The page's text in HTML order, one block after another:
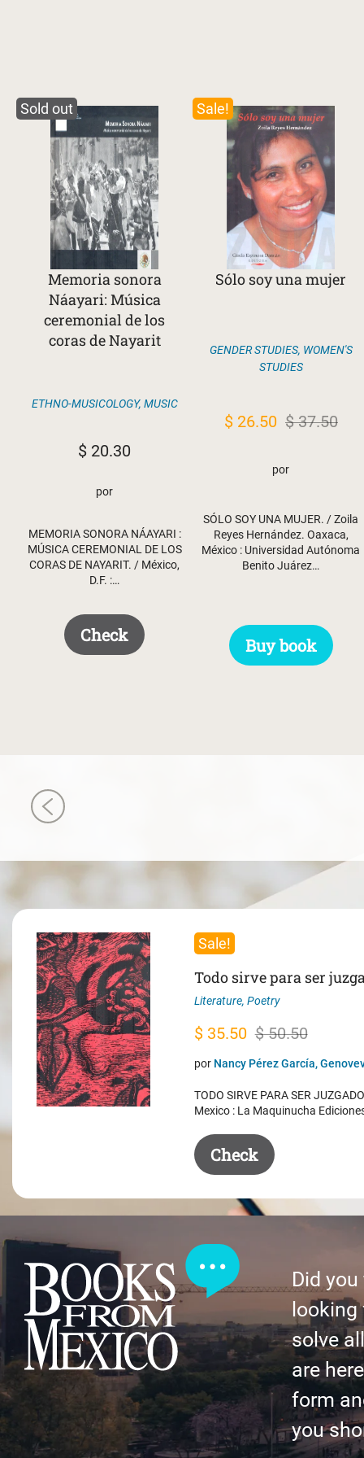
Sold out
Memoria sonora
Náayari: Música
ceremonial de los
coras de Nayarit
ETHNO-MUSICOLOGY, MUSIC
$ 20.30
por
MEMORIA SONORA NÁAYARI :
MÚSICA CEREMONIAL DE LOS
CORAS DE NAYARIT. / México,
D.F. :…
Check
Sale!
Sólo soy una mujer
GENDER STUDIES, WOMEN'S
STUDIES
$37.50
Original
was:
$26.50 Current
is:
por
SÓLO SOY UNA MUJER. / Zoila
Reyes Hernández. Oaxaca,
México : Universidad Autónoma
Benito Juárez…
Buy book
Sale!
Todo sirve para ser
Literature, Poetry
$50.50
Original
price
$ 50.50.
$35.50
Current
price
$ 35.50.
por Nancy Pérez García,
TODO SIRVE PARA SER
Mexico : La Maquinucha
Check
Did
solve
are
form
you